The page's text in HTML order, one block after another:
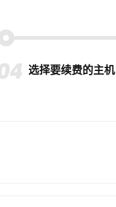
选择要续费的主机